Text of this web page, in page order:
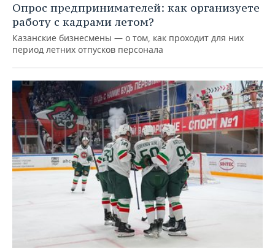
Опрос предпринимателей: как организуете
работу с кадрами летом?
Казанские бизнесмены — о том, как проходит для них
период летних отпусков персонала